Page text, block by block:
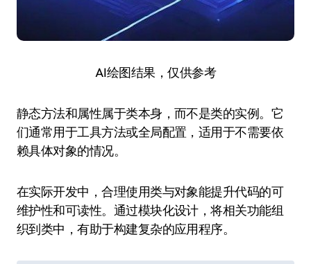
AI绘图结果，仅供参考
静态方法和属性属于类本身，而不是类的实例。它
们通常用于工具方法或全局配置，适用于不需要依
赖具体对象的情况。
在实际开发中，合理使用类与对象能提升代码的可
维护性和可读性。通过模块化设计，将相关功能组
织到类中，有助于构建复杂的应用程序。